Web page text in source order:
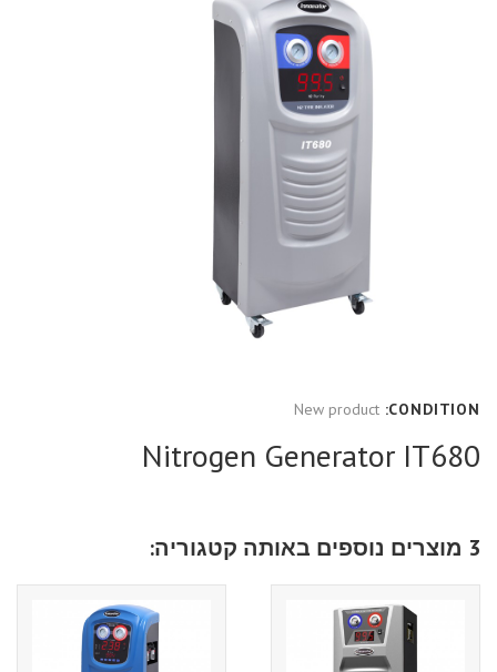
CONDITION:
New product
Nitrogen Generator IT680
3 מוצרים נוספים באותה קטגוריה: